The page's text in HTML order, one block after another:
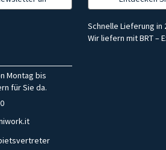
Schnelle Lieferung in
Wir liefern mit BRT –
Montag bis
für Sie da.